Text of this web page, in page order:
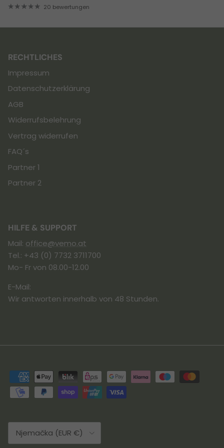
20 bewertungen
RECHTLICHES
Impressum
Datenschutzerklärung
AGB
Widerrufsbelehrung
Vertrag widerrufen
FAQ´s
Partner 1
Partner 2
HILFE & SUPPORT
Mail: office@vemo.at
Tel.: +43 (0) 7732 3711700
Mo- Fr von 08.00-12.00
E-Mail:
Wir antworten innerhalb von 48 Stunden.
Land/Region
Njemačka (EUR €)